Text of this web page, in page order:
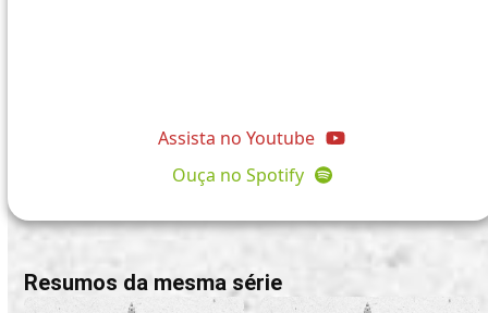
Assista no Youtube
Ouça no Spotify
Resumos da mesma série